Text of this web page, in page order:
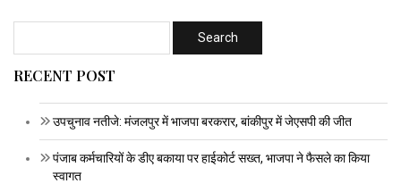
RECENT POST
उपचुनाव नतीजे: मंजलपुर में भाजपा बरकरार, बांकीपुर में जेएसपी की जीत
पंजाब कर्मचारियों के डीए बकाया पर हाईकोर्ट सख्त, भाजपा ने फैसले का किया
स्वागत